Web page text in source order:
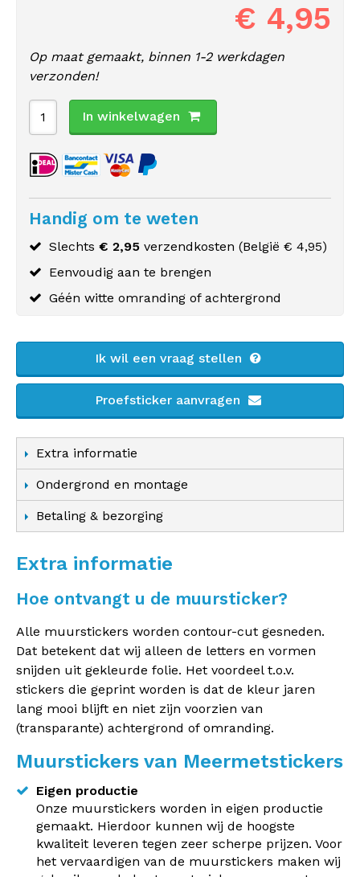
€ 4,95
Op maat gemaakt, binnen 1-2 werkdagen
verzonden!
In winkelwagen
Handig om te weten
Slechts € 2,95 verzendkosten (België € 4,95)
Eenvoudig aan te brengen
Géén witte omranding of achtergrond
Ik wil een vraag stellen
Proefsticker aanvragen
Extra informatie
Ondergrond en montage
Betaling & bezorging
Extra informatie
Hoe ontvangt u de muursticker?
Alle muurstickers worden contour-cut gesneden.
Dat betekent dat wij alleen de letters en vormen
snijden uit gekleurde folie. Het voordeel t.o.v.
stickers die geprint worden is dat de kleur jaren
lang mooi blijft en niet zijn voorzien van
(transparante) achtergrond of omranding.
Muurstickers van Meermetstickers
Eigen productie
Onze muurstickers worden in eigen productie
gemaakt. Hierdoor kunnen wij de hoogste
kwaliteit leveren tegen zeer scherpe prijzen. Voor
het vervaardigen van de muurstickers maken wij